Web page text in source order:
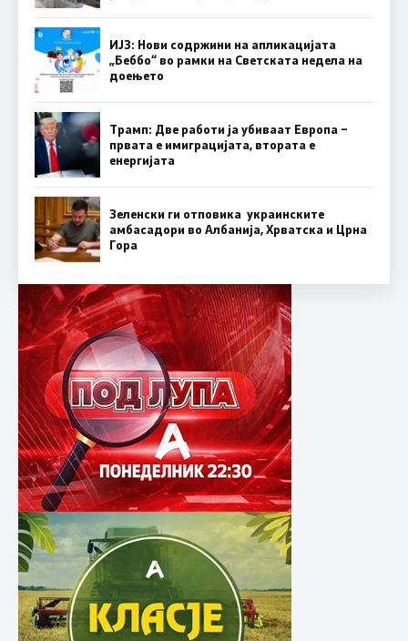
ИЈЗ: Нови содржини на апликацијата
„Беббо“ во рамки на Светската недела на
доењето
Трамп: Две работи ја убиваат Европа –
првата е имиграцијата, втората е
енергијата
Зеленски ги отповика украинските
амбасадори во Албанија, Хрватска и Црна
Гора